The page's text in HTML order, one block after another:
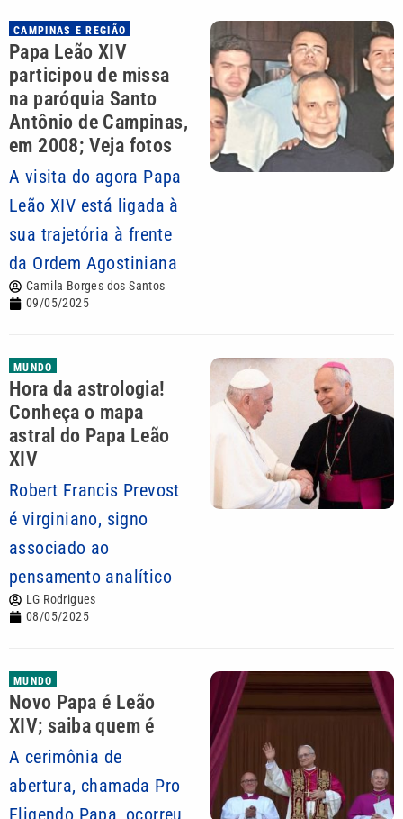
CAMPINAS E REGIÃO
Papa Leão XIV
participou de missa
na paróquia Santo
Antônio de Campinas,
em 2008; Veja fotos
A visita do agora Papa
Leão XIV está ligada à
sua trajetória à frente
da Ordem Agostiniana
Camila Borges dos Santos
09/05/2025
MUNDO
Hora da astrologia!
Conheça o mapa
astral do Papa Leão
XIV
Robert Francis Prevost
é virginiano, signo
associado ao
pensamento analítico
LG Rodrigues
08/05/2025
MUNDO
Novo Papa é Leão
XIV; saiba quem é
A cerimônia de
abertura, chamada Pro
Eligendo Papa, ocorreu